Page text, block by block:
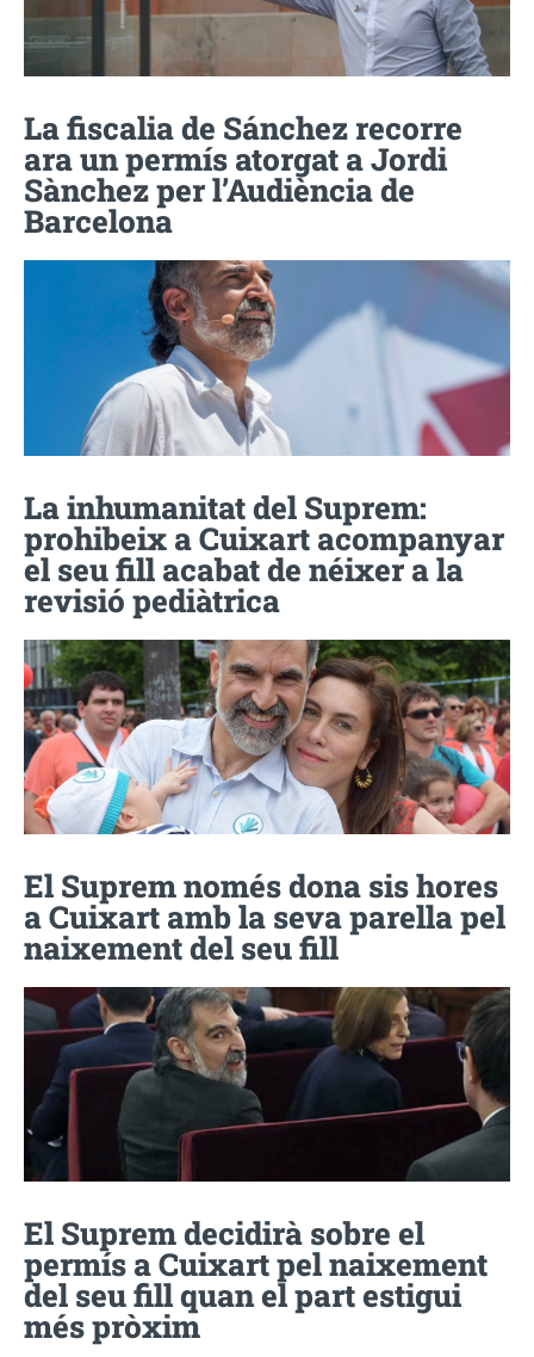
La fiscalia de Sánchez recorre
ara un permís atorgat a Jordi
Sànchez per l’Audiència de
Barcelona
La inhumanitat del Suprem:
prohibeix a Cuixart acompanyar
el seu fill acabat de néixer a la
revisió pediàtrica
El Suprem només dona sis hores
a Cuixart amb la seva parella pel
naixement del seu fill
El Suprem decidirà sobre el
permís a Cuixart pel naixement
del seu fill quan el part estigui
més pròxim